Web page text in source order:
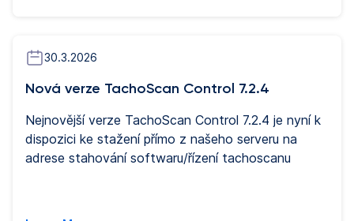
30.3.2026
Nová verze TachoScan Control 7.2.4
Nejnovější verze TachoScan Control 7.2.4 je nyní k
dispozici ke stažení přímo z našeho serveru na
adrese stahování softwaru/řízení tachoscanu